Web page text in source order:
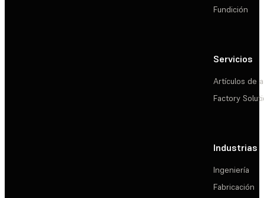
Fundición
Servicios
Artículos de
Factory
Industrias
Ingeniería
Fabricación